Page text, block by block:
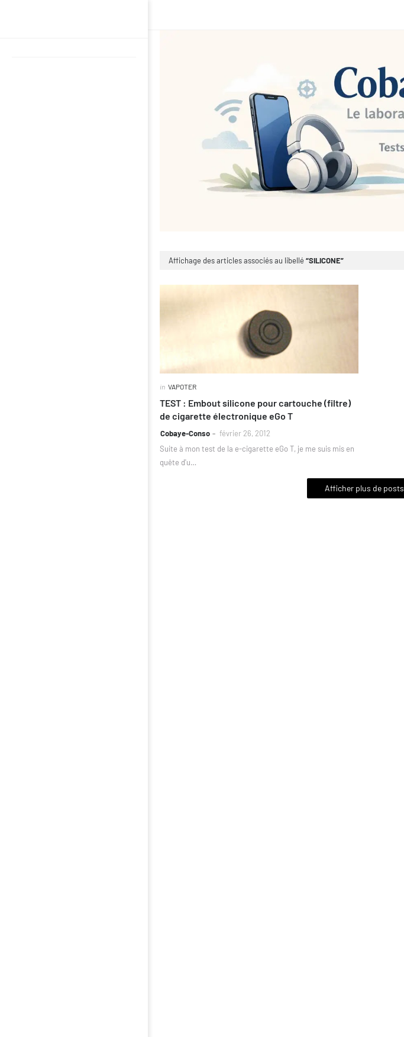
Affichage des articles associés au libellé SILICONE
in VAPOTER
TEST : Embout silicone pour cartouche (filtre)
de cigarette électronique eGo T
Cobaye-Conso
février 26, 2012
Suite à mon test de la e-cigarette eGo T, je me suis mis en
quête d'u…
Afficher plus de posts